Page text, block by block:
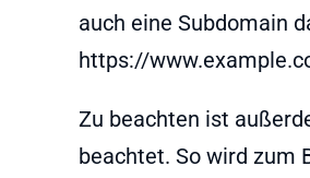
auch eine Subdomain
https://
Zu beachten ist
beachtet. So wird zum